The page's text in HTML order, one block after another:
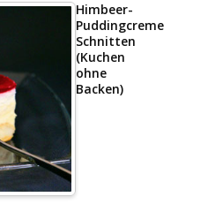
Himbeer-
Puddingcreme
Schnitten
(Kuchen
ohne
Backen)